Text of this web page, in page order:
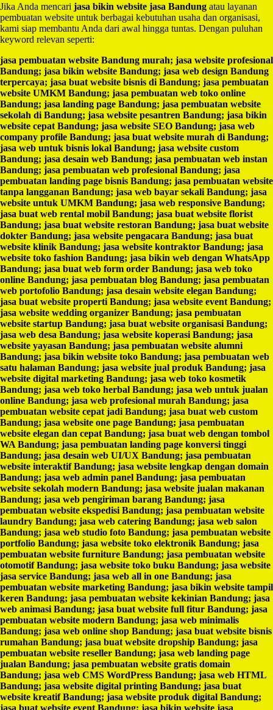
Jika Anda mencari jasa bikin website jasa Bandung atau layanan
pembuatan website untuk berbagai kebutuhan usaha dan organisasi,
kami siap membantu Anda dari awal hingga tuntas. Dengan puluhan
keyword relevan seperti:
jasa pembuatan website Bandung murah; jasa website profesional
Bandung; jasa bikin website Bandung; jasa web design Bandung
terpercaya; jasa buat website bisnis di Bandung; jasa pembuatan
website UMKM Bandung; jasa pembuatan web toko online
Bandung; jasa landing page Bandung; jasa pembuatan website
sekolah di Bandung; jasa website pesantren Bandung; jasa bikin
website cepat Bandung; jasa website SEO Bandung; jasa web
company profile Bandung; jasa buat website murah di Bandung;
jasa web untuk bisnis lokal Bandung; jasa website custom
Bandung; jasa desain web Bandung; jasa pembuatan web instan
Bandung; jasa pembuatan web profesional Bandung; jasa
pembuatan landing page bisnis Bandung; jasa pembuatan website
tanpa langganan Bandung; jasa web bayar sekali Bandung; jasa
website untuk UMKM Bandung; jasa web responsive Bandung;
jasa buat web rental mobil Bandung; jasa buat website florist
Bandung; jasa buat website restoran Bandung; jasa buat website
dokter Bandung; jasa website pengacara Bandung; jasa buat
website klinik Bandung; jasa website kontraktor Bandung; jasa
website toko fashion Bandung; jasa bikin web dengan WhatsApp
Bandung; jasa buat web form order Bandung; jasa web toko
online Bandung; jasa pembuatan blog Bandung; jasa pembuatan
web portofolio Bandung; jasa desain website elegan Bandung;
jasa buat website properti Bandung; jasa website event Bandung;
jasa website wedding organizer Bandung; jasa pembuatan
website startup Bandung; jasa buat website organisasi Bandung;
jasa web desa Bandung; jasa website koperasi Bandung; jasa
website yayasan Bandung; jasa pembuatan website alumni
Bandung; jasa bikin website toko Bandung; jasa pembuatan web
satu halaman Bandung; jasa website jual produk Bandung; jasa
website digital marketing Bandung; jasa web toko kosmetik
Bandung; jasa web toko herbal Bandung; jasa web untuk jualan
online Bandung; jasa web profesional murah Bandung; jasa
pembuatan website cepat jadi Bandung; jasa buat web custom
Bandung; jasa website one page Bandung; jasa pembuatan
website elegan dan cepat Bandung; jasa buat web dengan tombol
WA Bandung; jasa pembuatan landing page konversi tinggi
Bandung; jasa desain web UI/UX Bandung; jasa pembuatan
website interaktif Bandung; jasa website lengkap dengan domain
Bandung; jasa web admin panel Bandung; jasa pembuatan
website sekolah modern Bandung; jasa website jualan makanan
Bandung; jasa web pengiriman barang Bandung; jasa
pembuatan website ekspedisi Bandung; jasa pembuatan website
laundry Bandung; jasa web catering Bandung; jasa web salon
Bandung; jasa web studio foto Bandung; jasa pembuatan website
portfolio Bandung; jasa website toko elektronik Bandung; jasa
pembuatan website furniture Bandung; jasa pembuatan website
otomotif Bandung; jasa website toko buku Bandung; jasa website
jasa service Bandung; jasa web all in one Bandung; jasa
pembuatan website marketing Bandung; jasa bikin website tampil
keren Bandung; jasa pembuatan website kekinian Bandung; jasa
web animasi Bandung; jasa buat website full fitur Bandung; jasa
pembuatan website modern Bandung; jasa web minimalis
Bandung; jasa web online shop Bandung; jasa buat website bisnis
rumahan Bandung; jasa buat website dropship Bandung; jasa
pembuatan website reseller Bandung; jasa web landing page
jualan Bandung; jasa pembuatan website gratis domain
Bandung; jasa web CMS WordPress Bandung; jasa web HTML
Bandung; jasa website digital printing Bandung; jasa buat
website kreatif Bandung; jasa website produk digital Bandung;
jasa buat website event Bandung; jasa bikin website jasa